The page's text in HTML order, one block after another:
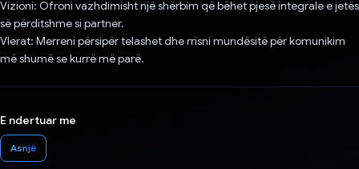
Vizioni: Ofroni vazhdimisht një shërbim që bëhet pjesë integrale e jetës
së përditshme si partner.
Vlerat: Merreni përsipër telashet dhe rrisni mundësitë për komunikim
më shumë se kurrë më parë.
E ndertuar me
Asnjë